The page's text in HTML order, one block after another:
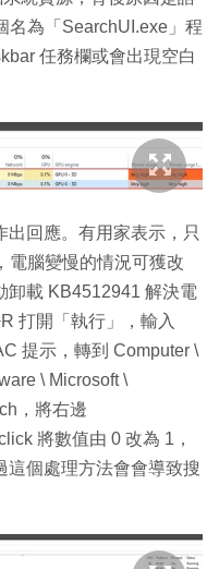
名為「SearchUI.exe」程
任務欄或會出現空白
回應。有用家表示，只
電腦變慢的情況可獲改
卸載 KB4512941 解決電
打開「執行」，輸入
提示，轉到 Computer \
\ Microsoft \
，將右邊
將數值由 0 改為 1，
這個處理方法會會導致搜